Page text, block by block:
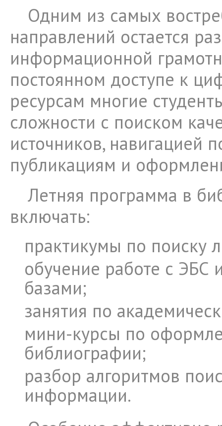
Одним из самых
направлений остается
информационной
постоянном доступе к
ресурсам многие
сложности с поиском
источников, навигацией
публикациям и
Летняя программа в
включать:
практикумы по поиску
обучение работе с ЭБС
базами;
занятия по
мини-курсы по
библиографии;
разбор алгоритмов
информации.